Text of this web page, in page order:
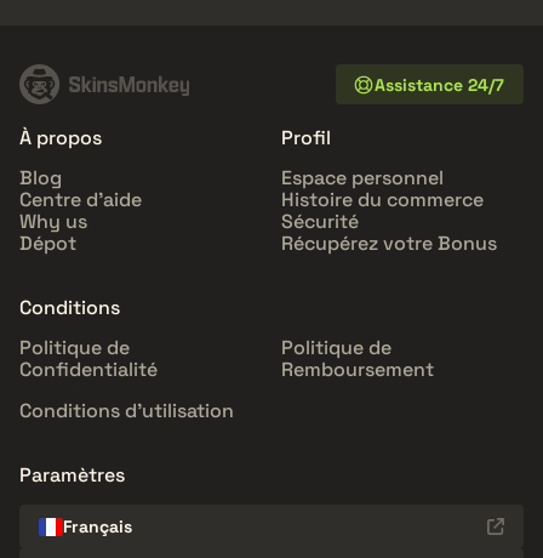
Assistance 24/7
À propos
Blog
Centre d'aide
Why us
Dépot
Profil
Espace personnel
Histoire du commerce
Sécurité
Récupérez votre Bonus
Conditions
Politique de
Confidentialité
Politique de
Remboursement
Conditions d'utilisation
Paramètres
Français